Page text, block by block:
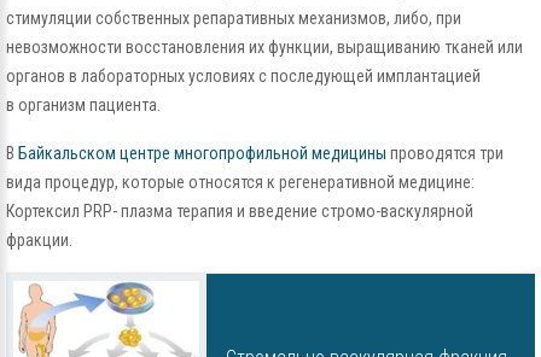
стимуляции собственных репаративных механизмов, либо, при
невозможности восстановления их функции, выращиванию тканей или
органов в лабораторных условиях с последующей имплантацией
в организм пациента.
В Байкальском центре многопрофильной медицины проводятся три
вида процедур, которые относятся к регенеративной медицине:
Кортексил PRP- плазма терапия и введение стромо-васкулярной
фракции.